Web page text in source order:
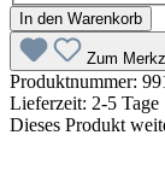
In den Warenkorb
Zum
Produktnummer:
Lieferzeit: 2-5 Tage
Dieses Produkt